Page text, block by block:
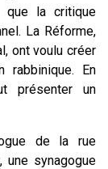
que la critique
La Réforme,
ont voulu créer
rabbinique. En
présenter un
de la rue
une synagogue